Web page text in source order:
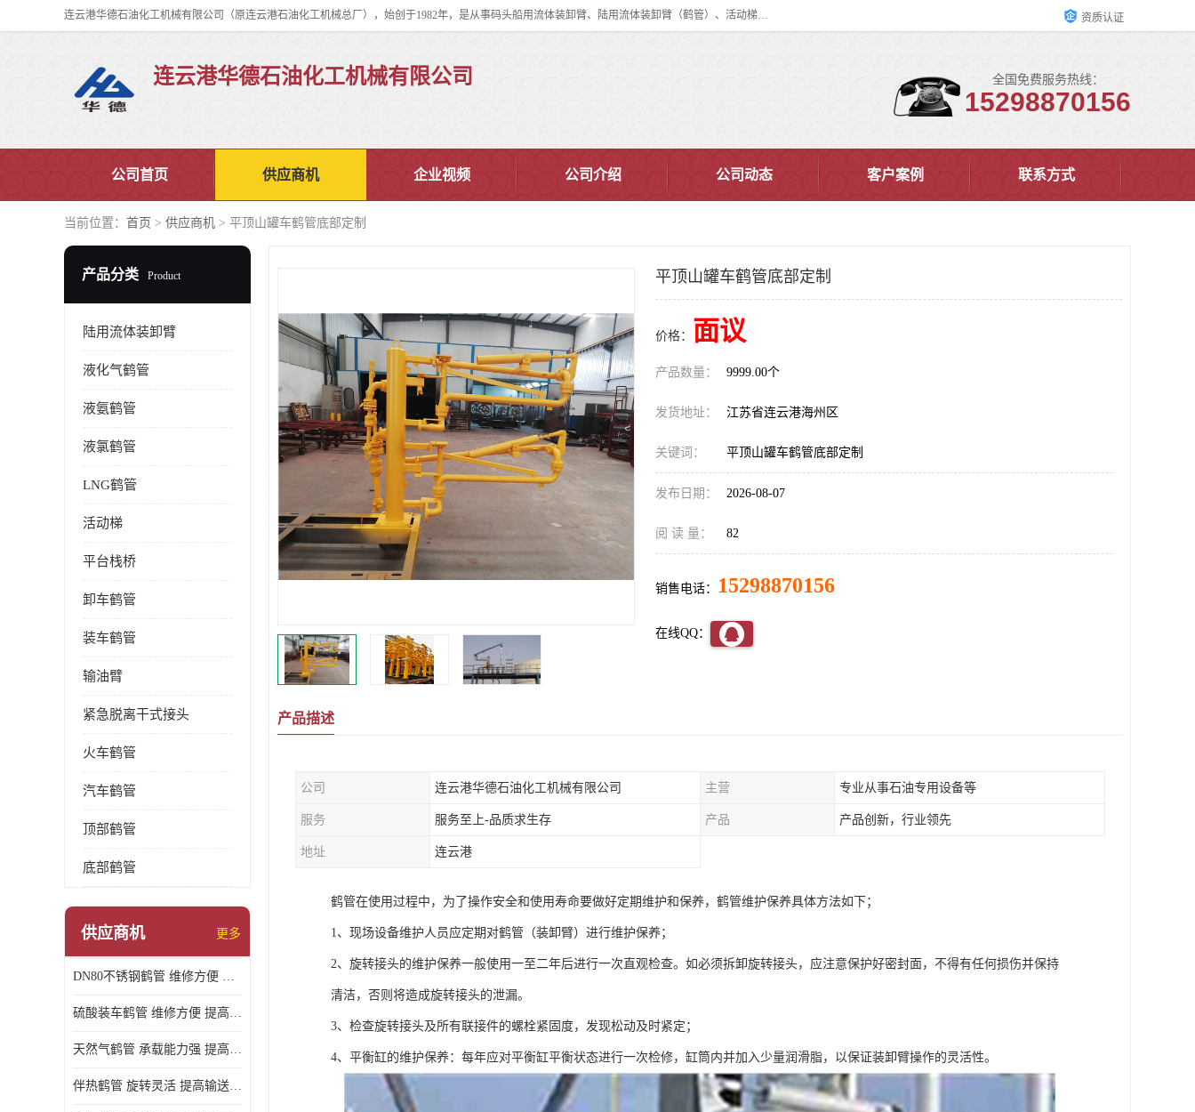
连云港华德石油化工机械有限公司（原连云港石油化工机械总厂），始创于1982年，是从事码头船用流体装卸臂、陆用流体装卸臂（鹤管）、活动梯、钢构平台、定量装车系统等全系列流体装卸设备的设计、制造、销售以及服务的专业供应商。 资质认证
连云港华德石油化工机械有限公司 全国免费服务热线：
15298870156
公司首页 供应商机 企业视频 公司介绍 公司动态 客户案例 联系方式
当前位置： 首页 > 供应商机 > 平顶山罐车鹤管底部定制
产品分类 Product
陆用流体装卸臂
液化气鹤管
液氨鹤管
液氯鹤管
LNG鹤管
活动梯
平台栈桥
卸车鹤管
装车鹤管
输油臂
紧急脱离干式接头
火车鹤管
汽车鹤管
顶部鹤管
底部鹤管
供应商机 更多
DN80不锈钢鹤管 维修方便 提高输送效率
硫酸装车鹤管 维修方便 提高输送效率
天然气鹤管 承载能力强 提高输送效率
伴热鹤管 旋转灵活 提高输送效率
平顶山罐车鹤管底部定制
价格： 面议
产品数量： 9999.00个
发货地址： 江苏省连云港海州区
关键词： 平顶山罐车鹤管底部定制
发布日期： 2026-08-07
阅 读 量： 82
销售电话： 15298870156
在线QQ：
产品描述
公司 连云港华德石油化工机械有限公司 主营 专业从事石油专用设备等
服务 服务至上-品质求生存 产品 产品创新，行业领先
地址 连云港
鹤管在使用过程中，为了操作安全和使用寿命要做好定期维护和保养，鹤管维护保养具体方法如下；
1、现场设备维护人员应定期对鹤管（装卸臂）进行维护保养；
2、旋转接头的维护保养一般使用一至二年后进行一次直观检查。如必须拆卸旋转接头，应注意保护好密封面，不得有任何损伤并保持
清洁，否则将造成旋转接头的泄漏。
3、检查旋转接头及所有联接件的螺栓紧固度，发现松动及时紧定；
4、平衡缸的维护保养：每年应对平衡缸平衡状态进行一次检修，缸筒内并加入少量润滑脂，以保证装卸臂操作的灵活性。